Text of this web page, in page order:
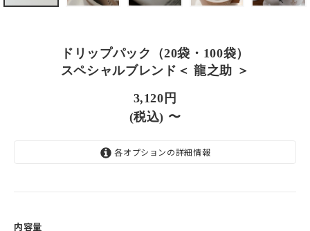
ドリップパック（20袋・100袋）
スペシャルブレンド＜ 龍之助 ＞
3,120円
(税込) 〜
各オプションの詳細情報
内容量